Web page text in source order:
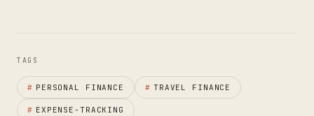
TAGS
# PERSONAL FINANCE # TRAVEL FINANCE
# EXPENSE-TRACKING